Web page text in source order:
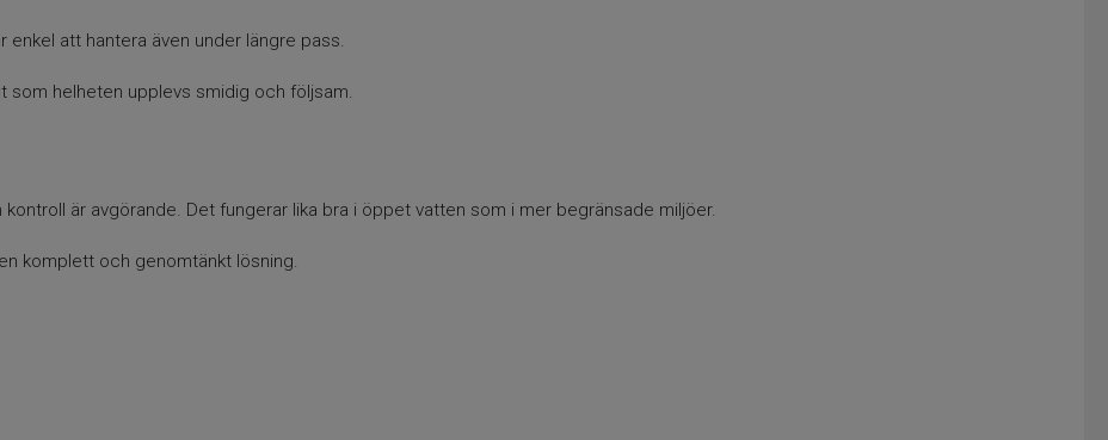
att hantera även under längre pass.
helheten upplevs smidig och följsam.
är avgörande. Det fungerar lika bra i öppet vatten som i mer begränsade miljöer.
komplett och genomtänkt lösning.